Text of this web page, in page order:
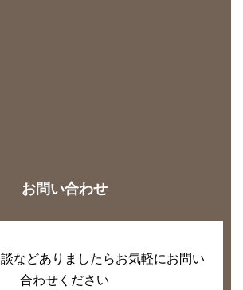
お問い合わせ
などありましたらお気軽にお問い
合わせください